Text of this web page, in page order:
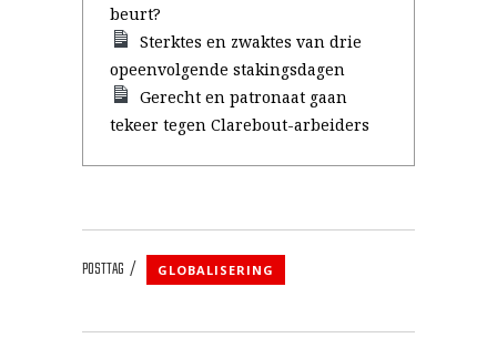
beurt?
Sterktes en zwaktes van drie
opeenvolgende stakingsdagen
Gerecht en patronaat gaan
tekeer tegen Clarebout-arbeiders
POSTTAG GLOBALISERING